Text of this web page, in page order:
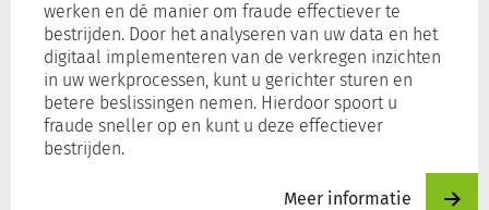
werken en dé manier om fraude effectiever te
bestrijden. Door het analyseren van uw data en het
digitaal implementeren van de verkregen inzichten
in uw werkprocessen, kunt u gerichter sturen en
betere beslissingen nemen. Hierdoor spoort u
fraude sneller op en kunt u deze effectiever
bestrijden.
Meer informatie